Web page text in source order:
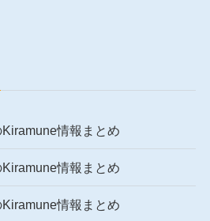
Kiramune情報まとめ
Kiramune情報まとめ
Kiramune情報まとめ